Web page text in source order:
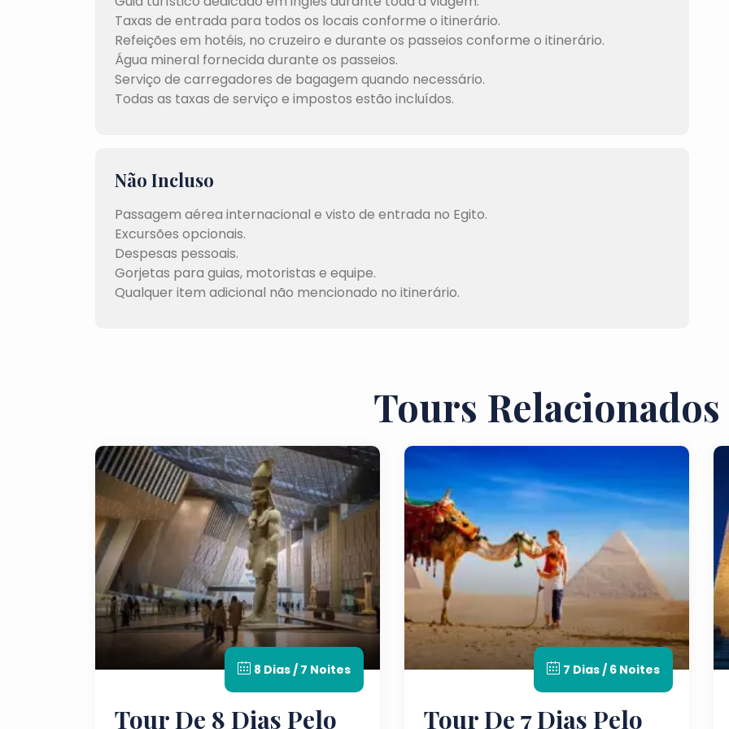
Taxas de entrada para todos os locais conforme o itinerário.
Refeições em hotéis, no cruzeiro e durante os passeios conforme o itinerário.
Água mineral fornecida durante os passeios.
Serviço de carregadores de bagagem quando necessário.
Todas as taxas de serviço e impostos estão incluídos.
Não Incluso
Passagem aérea internacional e visto de entrada no Egito.
Excursões opcionais.
Despesas pessoais.
Gorjetas para guias, motoristas e equipe.
Qualquer item adicional não mencionado no itinerário.
Tours Relacionados
8 Dias / 7 Noites
Tour De 8 Dias Pelo
7 Dias / 6 Noites
Tour De 7 Dias Pelo